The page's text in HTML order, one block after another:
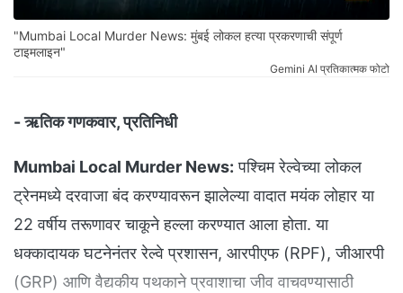
"Mumbai Local Murder News: मुंबई लोकल हत्या प्रकरणाची संपूर्ण
टाइमलाइन"
Gemini AI प्रतिकात्मक फोटो
- ऋतिक गणकवार, प्रतिनिधी
Mumbai Local Murder News: पश्चिम रेल्वेच्या लोकल
ट्रेनमध्ये दरवाजा बंद करण्यावरून झालेल्या वादात मयंक लोहार या
22 वर्षीय तरूणावर चाकूने हल्ला करण्यात आला होता. या
धक्कादायक घटनेनंतर रेल्वे प्रशासन, आरपीएफ (RPF), जीआरपी
(GRP) आणि वैद्यकीय पथकाने प्रवाशाचा जीव वाचवण्यासाठी